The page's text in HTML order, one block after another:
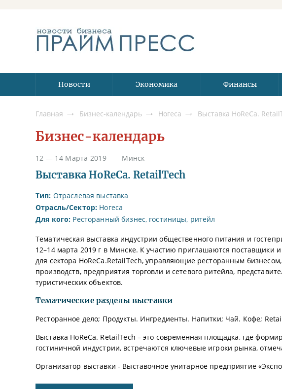
Новости Экономика Финансы
Главная Бизнес-календарь Ногеса Выставка HoReCa.
Бизнес-календарь
12 — 14 Марта 2019 Минск
Выставка HoReCa. RetailTech
Тип: Отраслевая выставка
Отрасль/Сектор: Ногеса
Для кого: Ресторанный бизнес, гостиницы, ритейл
Тематическая выставка индустрии общественного питания и
12–14 марта 2019 г в Минске. К участию приглашаются поставщики
для сектора HoReCa.RetailTech, управляющие ресторанным
производств, предприятия торговли и сетевого ритейла,
туристических объектов.
Тематические разделы выставки
Ресторанное дело; Продукты. Ингредиенты. Напитки; Чай. Кофе;
Выставка HoReCa. RetailTech – это современная площадка, где
гостиничной индустрии, встречаются ключевые игроки рынка,
Организатор выставки - Выставочное унитарное предприятие